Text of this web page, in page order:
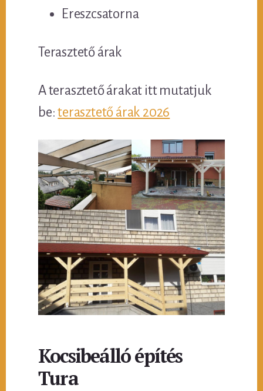
Ereszcsatorna
Terasztető árak
A terasztető árakat itt mutatjuk
be:terasztető árak 2026
Kocsibeálló építés
Tura